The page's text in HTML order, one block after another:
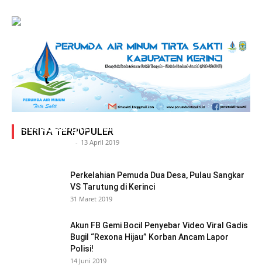
BERITA TERPOPULER
Adegan Ranjang Dua Kadis, Perhubungan Vs
Sosial, Sang Istri Miliki Bukti Video Mesum Hot
- 13 April 2019
Perkelahian Pemuda Dua Desa, Pulau Sangkar
VS Tarutung di Kerinci
31 Maret 2019
Akun FB Gemi Bocil Penyebar Video Viral Gadis
Bugil “Rexona Hijau” Korban Ancam Lapor
Polisi!
14 Juni 2019